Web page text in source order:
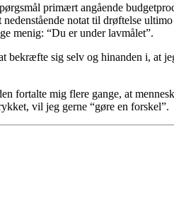
primært angående
notat til drøftelse
menig: “Du er under lavmålet”.
bekræfte sig selv og hinanden i,
fortalte mig flere gange, at
vil jeg gerne “gøre en forskel”.